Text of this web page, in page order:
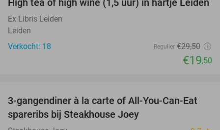
34%
High tea of high wine (1,5 uur) in hartje Leiden
Ex Libris Leiden
Leiden
Verkocht: 18
Regulier €29,50
€19,50
32%
3-gangendiner à la carte of All-You-Can-Eat
spareribs bij Steakhouse Joey